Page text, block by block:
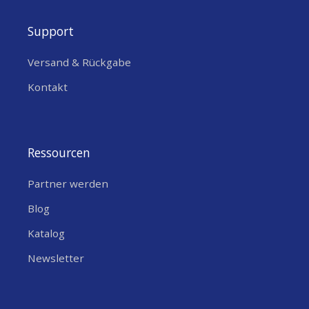
Support
Versand & Rückgabe
Kontakt
Ressourcen
Partner werden
Blog
Katalog
Newsletter